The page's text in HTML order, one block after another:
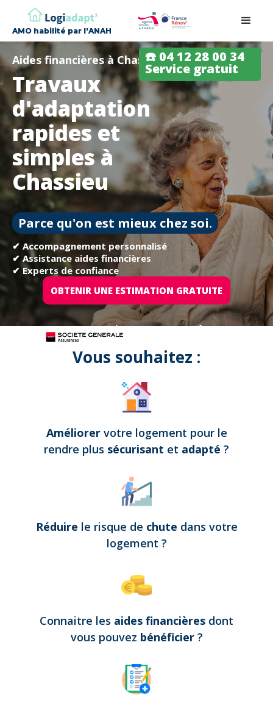
AMO habilité par l'ANAH
☎️ 04 12 28 00 34
Service gratuit
Aides financières à Chassieu
Travaux
d'adaptation
rapides et
simples à
Chassieu
Parce qu'on est mieux chez soi.
✔ Accompagnement personnalisé
✔ Assistance aides financières
✔ Experts de confiance
OBTENIR UNE ESTIMATION GRATUITE
Tous nos projets sont assurés par
Vous souhaitez :
Améliorer votre logement pour le
rendre plus sécurisant et adapté ?
Réduire le risque de chute dans votre
logement ?
Connaitre les aides financières dont
vous pouvez bénéficier ?